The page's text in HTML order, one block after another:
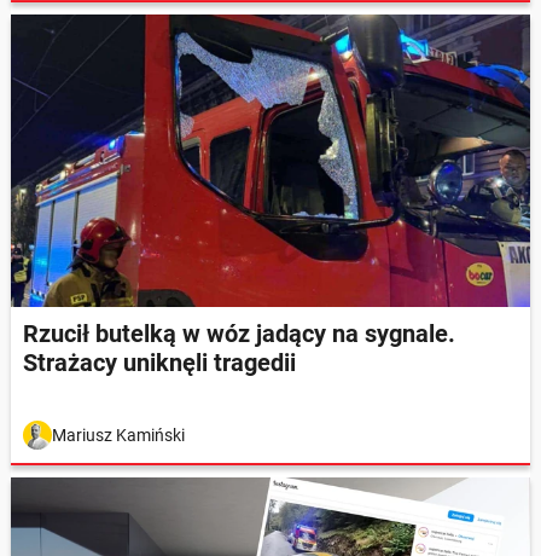
Rzucił butelką w wóz jadący na sygnale.
Strażacy uniknęli tragedii
Mariusz Kamiński